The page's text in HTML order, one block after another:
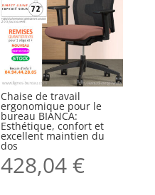
Chaise de travail
ergonomique pour le
bureau BIANCA:
Esthétique, confort et
excellent maintien du
dos
428,04€